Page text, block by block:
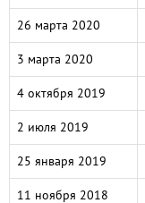
26 марта 2020
3 марта 2020
4 октября 2019
2 июля 2019
25 января 2019
11 ноября 2018